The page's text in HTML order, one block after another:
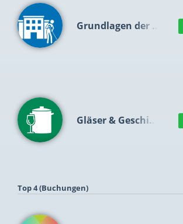
Grundlagen der …
Gläser & Geschi…
Top 4 (Buchungen)